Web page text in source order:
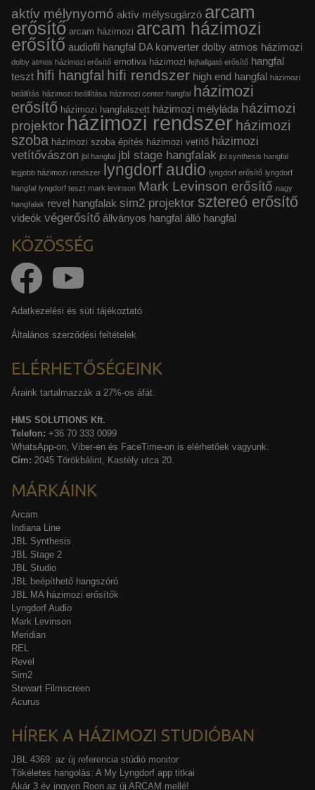
aktív mélynyomó aktív mélysugárzó arcam
erősítő arcam házimozi arcam házimozi
erősítő audiofil hangfal DA konverter dolby atmos házimozi
dolby atmos házimozi erősítő emotiva házimozi fejhallgató erősítő hangfal
teszt hifi hangfal hifi rendszer high end hangfal házimozi
beállítás házimozi beállítása házimozi center hangfal házimozi
erősítő házimozi hangfalszett házimozi mélyláda házimozi
projektor házimozi rendszer házimozi
szoba házimozi szoba építés házimozi vetítő házimozi
vetítővászon jbl hangfal jbl stage hangfalak jbl synthesis hangfal
legjobb házimozi rendszer lyngdorf audio lyngdorf erősítő lyngdorf
hangfal lyngdorf teszt mark levinson Mark Levinson erősítő nagy
hangfalak revel hangfalak sim2 projektor sztereó erősítő
videók végerősítő állványos hangfal álló hangfal
KÖZÖSSÉG
Adatkezelési és süti tájékoztató
Általános szerződési feltételek
ELÉRHETŐSÉGEINK
Áraink tartalmazzák a 27%-os áfát.
HMS SOLUTIONS Kft.
Telefon: +36 70 333 0099
WhatsApp-on, Viber-en és FaceTime-on is elérhetőek vagyunk.
Cím: 2045 Törökbálint, Kastély utca 20.
MÁRKÁINK
Arcam
Indiana Line
JBL Synthesis
JBL Stage 2
JBL Studio
JBL beépíthető hangszóró
JBL MA házimozi erősítők
Lyngdorf Audio
Mark Levinson
Meridian
REL
Revel
Sim2
Stewart Filmscreen
Acurus
HÍREK A HÁZIMOZI STUDIÓBAN
JBL 4369: az új referencia stúdió monitor
Tökéletes hangolás: A My Lyngdorf app titkai
Akár 3 év ingyen Roon az új ARCAM mellé!